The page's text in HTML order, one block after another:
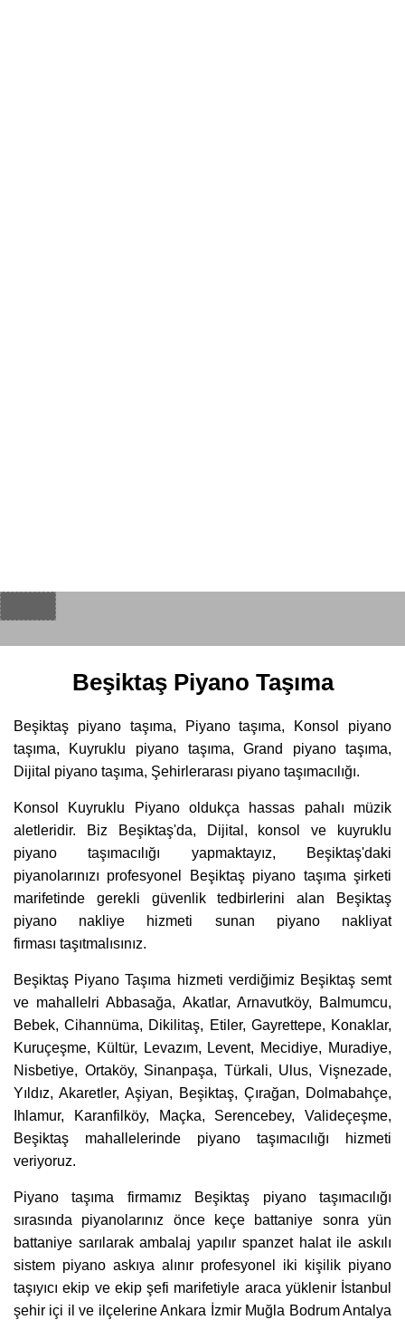
Beşiktaş Piyano Taşıma
Beşiktaş piyano taşıma, Piyano taşıma, Konsol piyano
taşıma, Kuyruklu piyano taşıma, Grand piyano taşıma,
Dijital piyano taşıma, Şehirlerarası piyano taşımacılığı.
Konsol Kuyruklu Piyano oldukça hassas pahalı müzik
aletleridir. Biz Beşiktaş'da, Dijital, konsol ve kuyruklu
piyano taşımacılığı yapmaktayız, Beşiktaş'daki
piyanolarınızı profesyonel Beşiktaş piyano taşıma şirketi
marifetinde gerekli güvenlik tedbirlerini alan Beşiktaş
piyano nakliye hizmeti sunan piyano nakliyat
firması taşıtmalısınız.
Beşiktaş Piyano Taşıma hizmeti verdiğimiz Beşiktaş semt
ve mahallelri Abbasağa, Akatlar, Arnavutköy, Balmumcu,
Bebek, Cihannüma, Dikilitaş, Etiler, Gayrettepe, Konaklar,
Kuruçeşme, Kültür, Levazım, Levent, Mecidiye, Muradiye,
Nisbetiye, Ortaköy, Sinanpaşa, Türkali, Ulus, Vişnezade,
Yıldız, Akaretler, Aşiyan, Beşiktaş, Çırağan, Dolmabahçe,
Ihlamur, Karanfilköy, Maçka, Serencebey, Valideçeşme,
Beşiktaş mahallelerinde piyano taşımacılığı hizmeti
veriyoruz.
Piyano taşıma firmamız Beşiktaş piyano taşımacılığı
sırasında piyanolarınız önce keçe battaniye sonra yün
battaniye sarılarak ambalaj yapılır spanzet halat ile askılı
sistem piyano askıya alınır profesyonel iki kişilik piyano
taşıyıcı ekip ve ekip şefi marifetiyle araca yüklenir İstanbul
şehir içi il ve ilçelerine Ankara İzmir Muğla Bodrum Antalya